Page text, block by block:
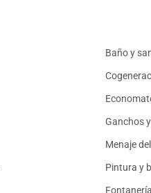
Baño y
Ganchos
Menaje
Pintura y
Fontanería